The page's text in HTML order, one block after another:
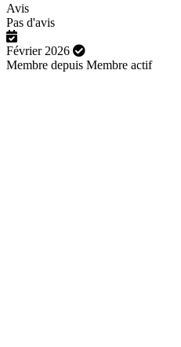
Avis
Pas d'avis
Février 2026
Membre depuis Membre actif